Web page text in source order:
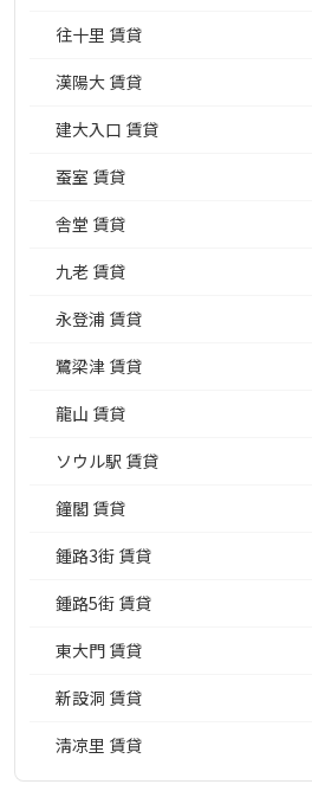
往十里 賃貸
漢陽大 賃貸
建大入口 賃貸
蚕室 賃貸
舎堂 賃貸
九老 賃貸
永登浦 賃貸
鷺梁津 賃貸
龍山 賃貸
ソウル駅 賃貸
鐘閣 賃貸
鍾路3街 賃貸
鍾路5街 賃貸
東大門 賃貸
新設洞 賃貸
淸凉里 賃貸